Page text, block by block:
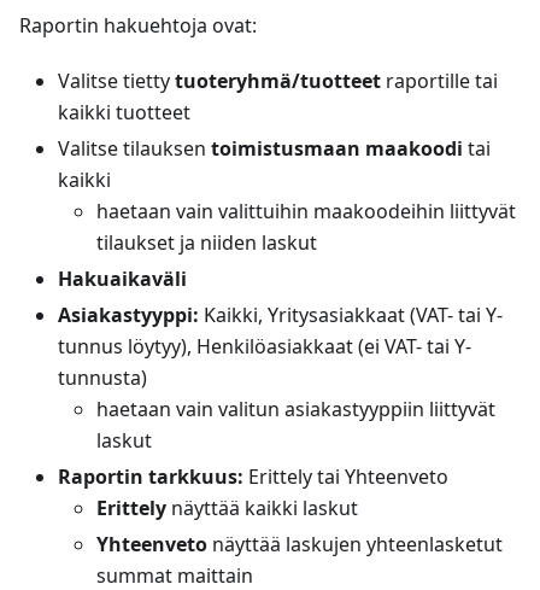
Raportin hakuehtoja ovat:
Valitse tiettytuoteryhmä/tuotteet raportille tai
kaikki tuotteet
Valitse tilauksen toimistusmaan maakoodi tai
kaikki
haetaan vain valittuihin maakoodeihin liittyvät
tilaukset ja niiden laskut
Hakuaikaväli
Asiakastyyppi: Kaikki, Yritysasiakkaat (VAT- tai Y-
tunnus löytyy), Henkilöasiakkaat (ei VAT- tai Y-
tunnusta)
haetaan vain valitun asiakastyyppiin liittyvät
laskut
Raportin tarkkuus: Erittely tai Yhteenveto
Erittely näyttää kaikki laskut
Yhteenveto näyttää laskujen yhteenlasketut
summat maittain